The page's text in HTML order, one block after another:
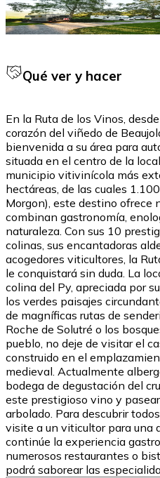
Qué ver y hacer
En la Ruta de los Vinos,
corazón del viñedo de
bienvenida a su área para
situada en el centro de la
municipio vitivinícola más
hectáreas, de las cuales
Morgon), este destino ofrece
combinan gastronomía,
naturaleza. Con sus 10
colinas, sus encantadoras
acogedores viticultores, la
le conquistará sin duda. La
colina del Py, apreciada por
los verdes paisajes
de magníficas rutas de
Roche de Solutré o los
pueblo, no deje de visitar el
construido en el
medieval. Actualmente
bodega de degustación del
este prestigioso vino y
arbolado. Para descubrir
visite a un viticultor para una
continúe la experiencia
numerosos restaurantes o
podrá saborear las